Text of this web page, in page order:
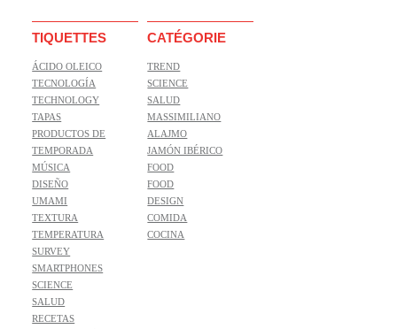
TIQUETTES
ÁCIDO OLEICO
TECNOLOGÍA
TECHNOLOGY
TAPAS
PRODUCTOS DE
TEMPORADA
MÚSICA
DISEÑO
UMAMI
TEXTURA
TEMPERATURA
SURVEY
SMARTPHONES
SCIENCE
SALUD
RECETAS
CATÉGORIE
TREND
SCIENCE
SALUD
MASSIMILIANO
ALAJMO
JAMÓN IBÉRICO
FOOD
FOOD
DESIGN
COMIDA
COCINA